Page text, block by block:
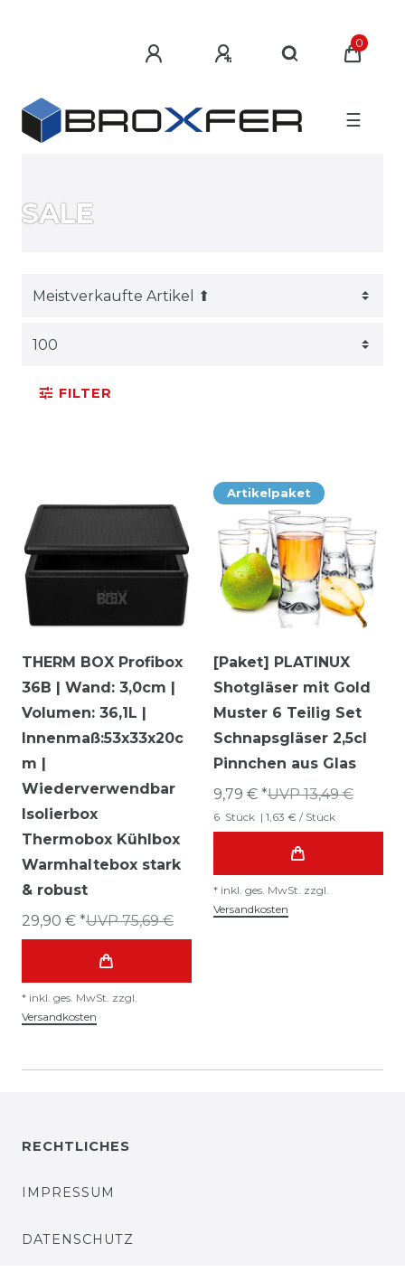
0
☰
SALE
FILTER
THERM BOX Profibox
36B | Wand: 3,0cm |
Volumen: 36,1L |
Innenmaß:53x33x20c
m |
Wiederverwendbar
Isolierbox
Thermobox Kühlbox
Warmhaltebox stark
& robust
UVP 75,69 €
29,90 € *
* inkl. ges. MwSt. zzgl.
Versandkosten
Artikelpaket
[Paket] PLATINUX
Shotgläser mit Gold
Muster 6 Teilig Set
Schnapsgläser 2,5cl
Pinnchen aus Glas
UVP 13,49 €
9,79 € *
6 Stück | 1,63 € / Stück
* inkl. ges. MwSt. zzgl.
Versandkosten
RECHTLICHES
IMPRESSUM
DATENSCHUTZ